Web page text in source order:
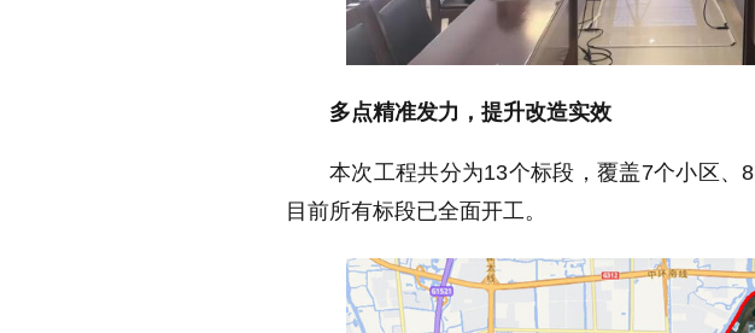
多点精准发力，提升改造实效
本次工程共分为13个标段，覆盖7个小区、
目前所有标段已全面开工。